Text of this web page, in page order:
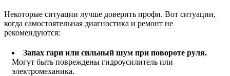
Некоторые ситуации лучше доверить профи. Вот ситуации,
когда самостоятельная диагностика и ремонт не
рекомендуются:
Запах гари или сильный шум при повороте руля.
Могут быть повреждены гидроусилитель или
электромеханика.